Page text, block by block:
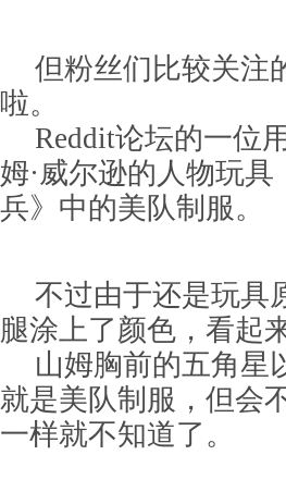
但粉丝们比较关注
啦。
Reddit论坛的一位
姆·威尔逊的人物玩
兵》中的美队制服。
不过由于还是玩具
腿涂上了颜色，看起
山姆胸前的五角星
就是美队制服，但会
一样就不知道了。